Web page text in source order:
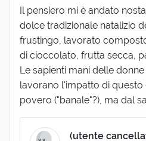
Il pensiero mi è andato
dolce tradizionale natalizio
frustingo, lavorato
di cioccolato, frutta secca,
Le sapienti mani delle
lavorano l'impatto di
povero ("banale"?), ma dal
(utente